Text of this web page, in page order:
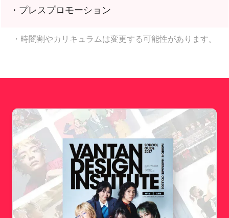
・プレスプロモーション
・時闇割やカリキュラムは変更する可能性があります。